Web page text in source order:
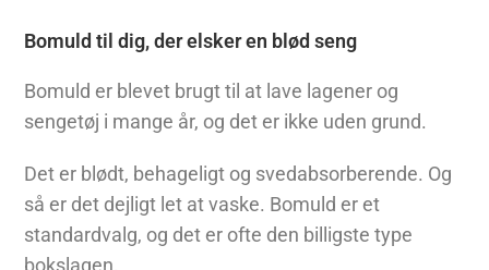
Bomuld til dig, der elsker en blød seng
Bomuld er blevet brugt til at lave lagener og
sengetøj i mange år, og det er ikke uden grund.
Det er blødt, behageligt og svedabsorberende. Og
så er det dejligt let at vaske. Bomuld er et
standardvalg, og det er ofte den billigste type